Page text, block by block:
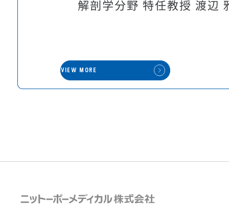
VIEW MORE